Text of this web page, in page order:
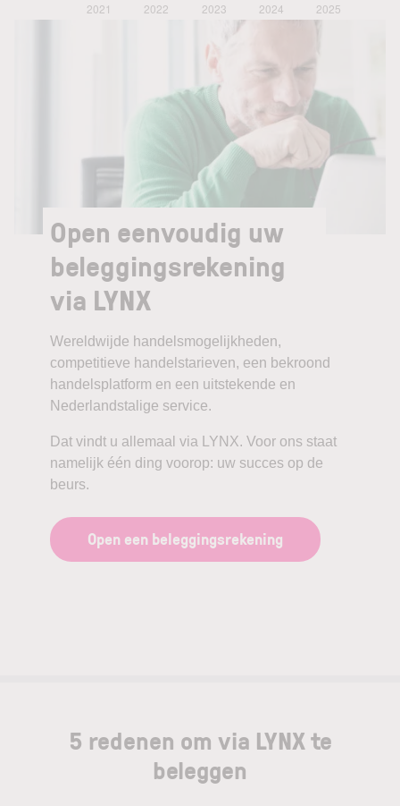
Open eenvoudig uw
beleggingsrekening
via LYNX
Wereldwijde handelsmogelijkheden,
competitieve handelstarieven, een bekroond
handelsplatform en een uitstekende en
Nederlandstalige service.
Dat vindt u allemaal via LYNX. Voor ons staat
namelijk één ding voorop: uw succes op de
beurs.
Open een beleggingsrekening
5 redenen om via LYNX te
beleggen